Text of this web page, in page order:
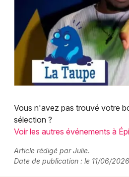
Vous n'avez pas trouvé votre
sélection ?
Voir les autres événements à
Article rédigé par Julie.
Date de publication : le 11/06/